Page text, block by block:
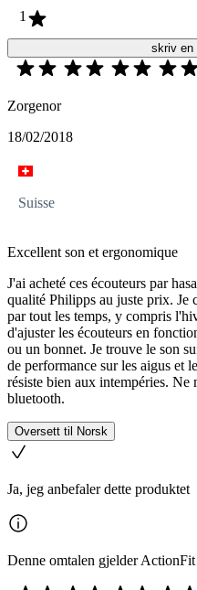
1
skriv en
Zorgenor
18/02/2018
Suisse
Excellent son et ergonomique
J'ai acheté ces écouteurs par
qualité Philipps au juste prix. Je
par tout les temps, y compris
d'ajuster les écouteurs en
ou un bonnet. Je trouve le son
de performance sur les aigus et
résiste bien aux intempéries. Ne
bluetooth.
Oversett til Norsk
Ja, jeg anbefaler dette produktet
Denne omtalen gjelder